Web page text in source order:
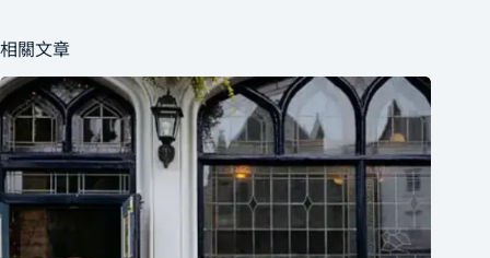
相關文章